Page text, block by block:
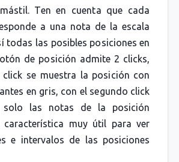
Ten en cuenta que cada
a una nota de la escala
todas las posibles posiciones en
de posición admite 2 clicks,
se muestra la posición con
en gris, con el segundo click
solo las notas de la posición
característica muy útil para ver
e intervalos de las posiciones